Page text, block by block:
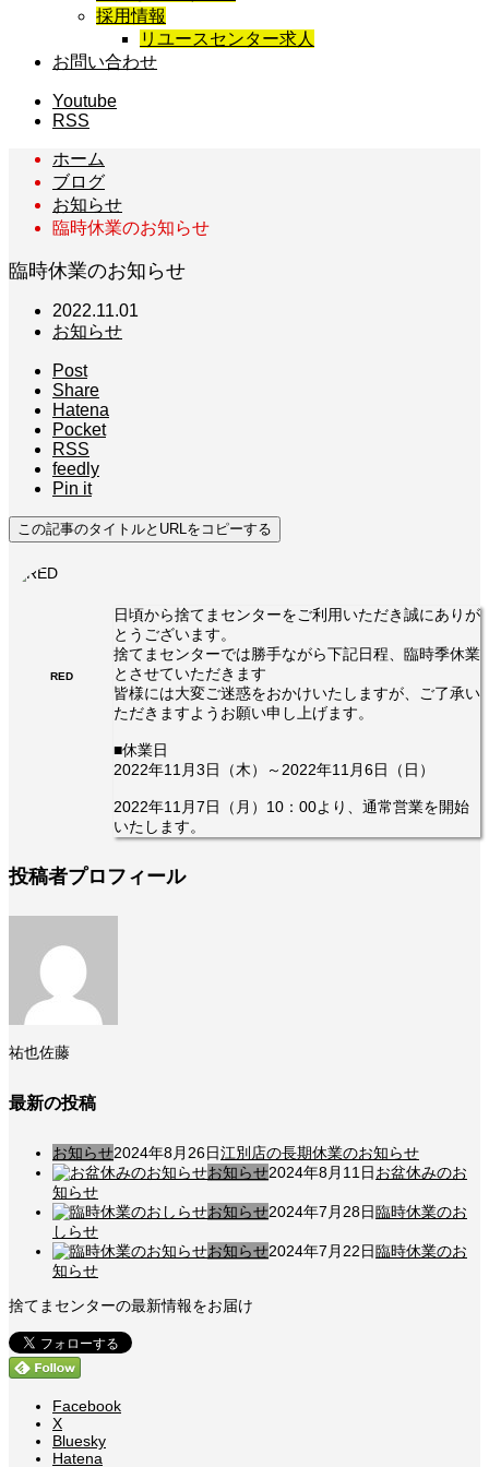
採用情報
リユースセンター求人
お問い合わせ
Youtube
RSS
ホーム
ブログ
お知らせ
臨時休業のお知らせ
臨時休業のお知らせ
2022.11.01
お知らせ
Post
Share
Hatena
Pocket
RSS
feedly
Pin it
この記事のタイトルとURLをコピーする
RED
日頃から捨てまセンターをご利用いただき誠にありが
とうございます。
捨てまセンターでは勝手ながら下記日程、臨時季休業
とさせていただきます
皆様には大変ご迷惑をおかけいたしますが、ご了承い
ただきますようお願い申し上げます。
■休業日
2022年11月3日（木）～2022年11月6日（日）
2022年11月7日（月）10：00より、通常営業を開始
いたします。
投稿者プロフィール
祐也佐藤
最新の投稿
お知らせ2024年8月26日江別店の長期休業のお知らせ
お知らせ2024年8月11日お盆休みのお
知らせ
お知らせ2024年7月28日臨時休業のお
しらせ
お知らせ2024年7月22日臨時休業のお
知らせ
捨てまセンターの最新情報をお届け
Facebook
X
Bluesky
Hatena